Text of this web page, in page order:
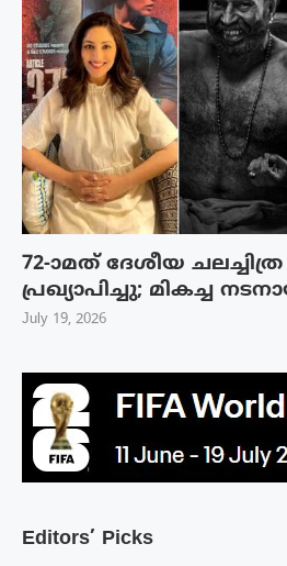
Editors’ Picks
72-ാമത് ദേശീയ
പ്രഖ്യാപിച്ചു; മികച്ച
July 19, 2026